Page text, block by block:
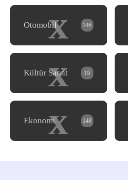
x
Otomobil 146
x
Kültür Sanat 19
x
Ekonomi 148